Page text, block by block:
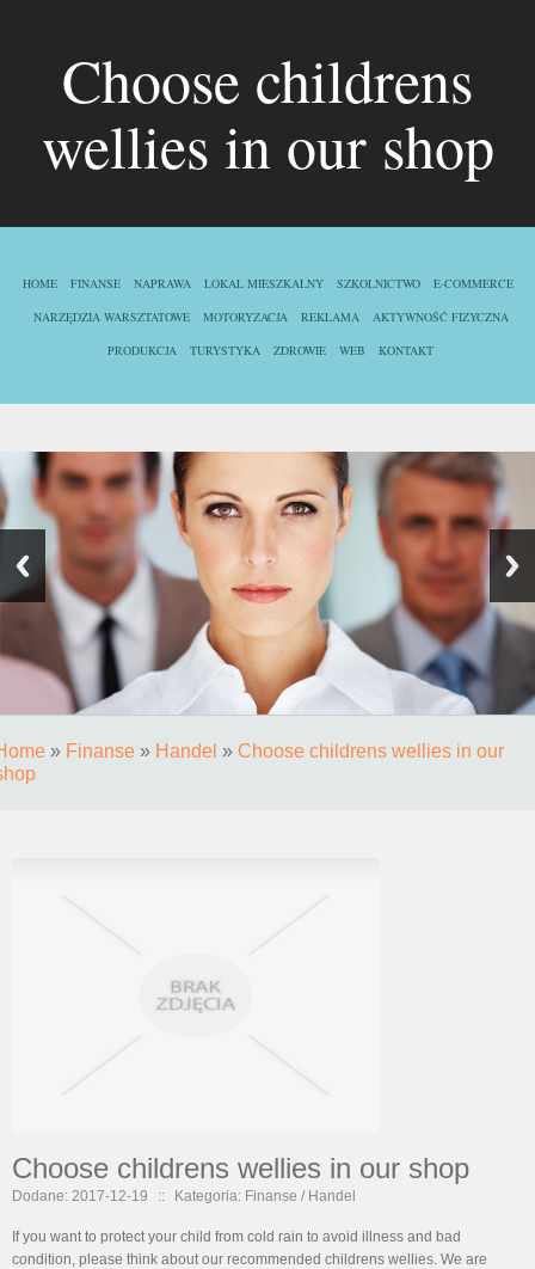
Choose childrens
wellies in our shop
HOME FINANSE NAPRAWA LOKAL MIESZKALNY SZKOLNICTWO
E-COMMERCE
NARZĘDZIA WARSZTATOWE
MOTORYZACJA REKLAMA
AKTYWNOŚĆ FIZYCZNA
PRODUKCJA
TURYSTYKA ZDROWIE WEB KONTAKT
» Finanse » Handel » Choose childrens wellies in our
Choose childrens wellies in our shop
Dodane: 2017-12-19 :: Kategoria: Finanse / Handel
If you want to protect your child from cold rain to avoid illness and bad
condition, please think about our recommended childrens wellies. We are